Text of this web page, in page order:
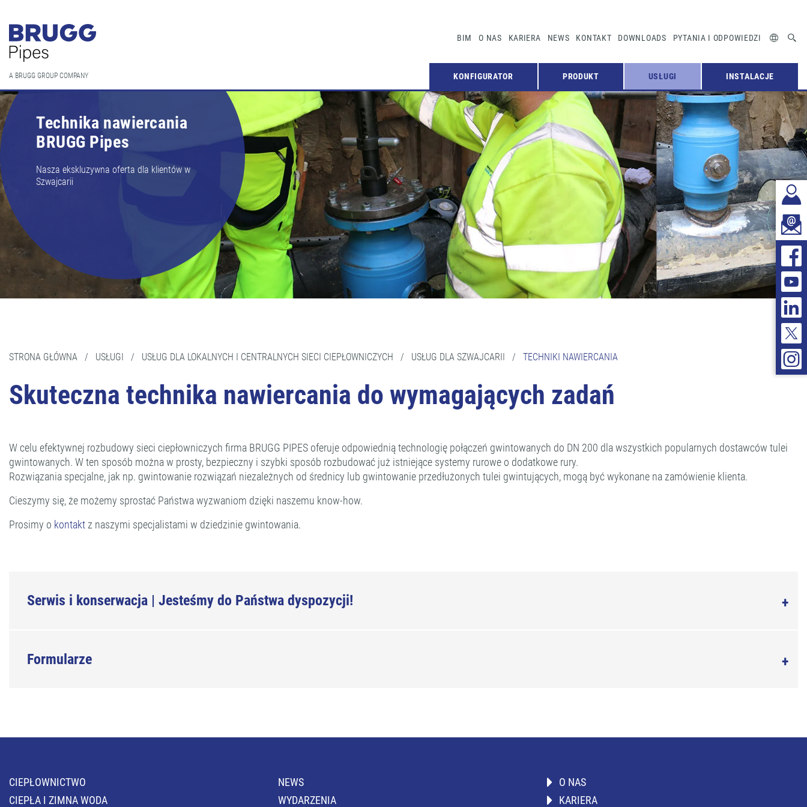
BIM O NAS KARIERA NEWS KONTAKT DOWNLOADS PYTANIA I ODPOWIEDZI
A BRUGG GROUP COMPANY KONFIGURATOR PRODUKT USŁUGI INSTALACJE
Technika nawiercania
BRUGG Pipes
Nasza ekskluzywna oferta dla klientów w
Szwajcarii
STRONA GŁÓWNA / USŁUGI / USŁUG DLA LOKALNYCH I CENTRALNYCH SIECI CIEPŁOWNICZYCH / USŁUG DLA SZWAJCARII / TECHNIKI NAWIERCANIA
Skuteczna technika nawiercania do wymagających zadań
W celu efektywnej rozbudowy sieci ciepłowniczych firma BRUGG PIPES oferuje odpowiednią technologię połączeń gwintowanych do DN 200 dla wszystkich popularnych dostawców tulei
gwintowanych. W ten sposób można w prosty, bezpieczny i szybki sposób rozbudować już istniejące systemy rurowe o dodatkowe rury.
Rozwiązania specjalne, jak np. gwintowanie rozwiązań niezależnych od średnicy lub gwintowanie przedłużonych tulei gwintujących, mogą być wykonane na zamówienie klienta.
Cieszymy się, że możemy sprostać Państwa wyzwaniom dzięki naszemu know-how.
Prosimy o kontakt z naszymi specjalistami w dziedzinie gwintowania.
Serwis i konserwacja | Jesteśmy do Państwa dyspozycji!
Formularze
CIEPŁOWNICTWO
CIEPŁA I ZIMNA WODA
NEWS
WYDARZENIA
O NAS
KARIERA